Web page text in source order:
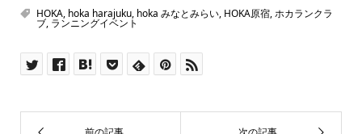
HOKA, hoka harajuku, hoka みなとみらい, HOKA原宿,ホカランクラ
ブ, ランニングイベント